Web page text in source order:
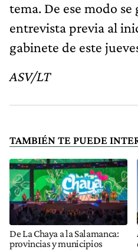
tema. De ese modo se
entrevista previa al
gabinete de este
ASV/LT
TAMBIÉN TE PUEDE
De La Chaya a la Salamanca:
provincias y municipios